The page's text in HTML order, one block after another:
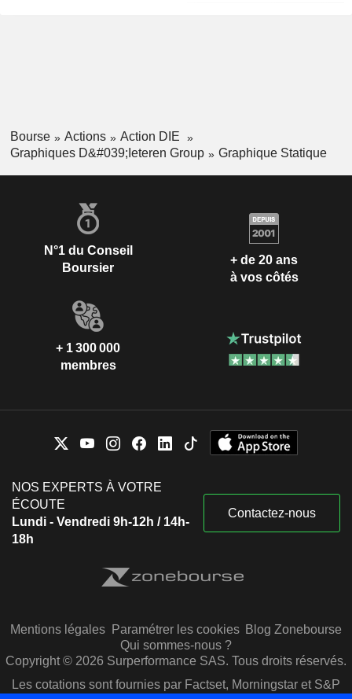
Bourse Actions
Action DIE
Graphiques D&#039;Ieteren Group
Graphique Statique
N°1 du Conseil
Boursier
+ de 20 ans
à vos côtés
+ 1 300 000
membres
NOS EXPERTS À VOTRE
ÉCOUTE
Lundi - Vendredi 9h-12h / 14h-
18h
Contactez-nous
Mentions légales Paramétrer les cookies Blog Zonebourse
Qui sommes-nous ?
Copyright © 2026 Surperformance SAS. Tous droits réservés.
Les cotations sont fournies par Factset, Morningstar et S&P